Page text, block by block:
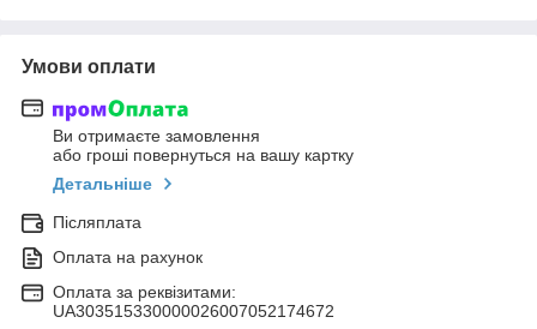
Умови оплати
Ви отримаєте замовлення
або гроші повернуться на вашу картку
Детальніше
Післяплата
Оплата на рахунок
Оплата за реквізитами:
UA303515330000026007052174672